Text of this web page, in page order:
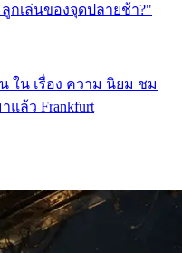
ลูกเล่นของจุดปลายช้า?"
ใน เรื่อง ความ นิยม ชม
แล้ว Frankfurt